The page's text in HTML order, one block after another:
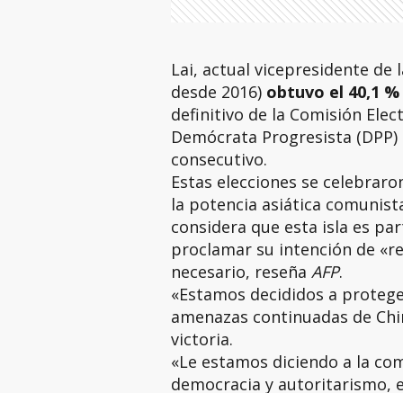
Lai, actual vicepresidente de
desde 2016) obtuvo el 40,1
definitivo de la Comisión
Demócrata Progresista
consecutivo.
Estas elecciones se
la potencia asiática
considera que esta isla es
proclamar su intención de
necesario, reseña AFP.
«Estamos decididos a
amenazas continuadas de
victoria.
«Le estamos diciendo a la
democracia y autoritarismo,